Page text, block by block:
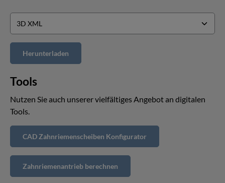
Tools
Nutzen Sie auch unserer vielfältiges Angebot an digitalen
Tools.
CAD Zahnriemenscheiben Konfigurator
Zahnriemenantrieb berechnen